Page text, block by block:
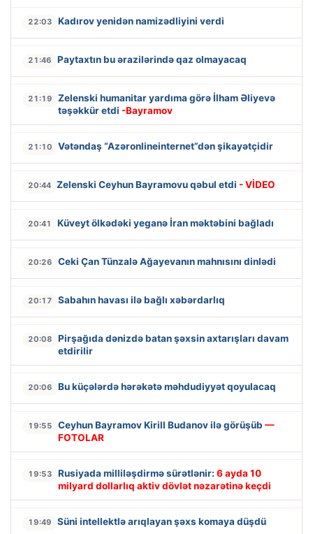
22:03 Kadırov yenidən namizədliyini verdi
21:46 Paytaxtın bu ərazilərində qaz olmayacaq
21:19
Zelenski humanitar yardıma görə İlham Əliyevə
təşəkkür etdi -Bayramov
21:10 Vətəndaş “Azəronlineinternet”dən şikayətçidir
20:44 Zelenski Ceyhun Bayramovu qəbul etdi - VİDEO
20:41 Küveyt ölkədəki yeganə İran məktəbini bağladı
20:26 Ceki Çan Tünzalə Ağayevanın mahnısını dinlədi
20:17 Sabahın havası ilə bağlı xəbərdarlıq
20:08
Pirşağıda dənizdə batan şəxsin axtarışları davam
etdirilir
20:06 Bu küçələrdə hərəkətə məhdudiyyət qoyulacaq
19:55 Ceyhun Bayramov Kirill Budanov ilə görüşüb —
FOTOLAR
19:53 Rusiyada milliləşdirmə sürətlənir: 6 ayda 10
milyard dollarlıq aktiv dövlət nəzarətinə keçdi
19:49 Süni intellektlə arıqlayan şəxs komaya düşdü